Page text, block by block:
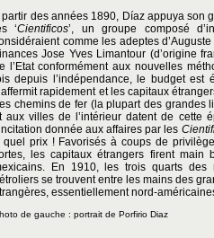
partir des années 1890, Díaz appuya son
‘Cientificos’, un groupe composé
comme les adeptes
Jose Yves Limantour (d’origine
l’Etat conformément aux nouvelles
depuis l’indépendance, le budget
rapidement et les capitaux
chemins de fer (la plupart des grandes
aux villes de l’intérieur datent de cette
donnée aux affaires par les
quel prix ! Favorisés à coups de
les capitaux étrangers firent
En 1910, les trois quarts
se trouvent entre les mains des
essentiellement nord-
de gauche : portrait de Porfirio Diaz